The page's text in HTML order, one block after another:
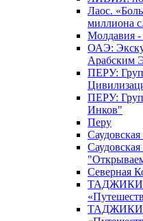
Лаос.
миллиона
Молдавия -
ОАЭ:
Арабским
ПЕРУ:
ПЕРУ:
Инков"
Перу
Северная